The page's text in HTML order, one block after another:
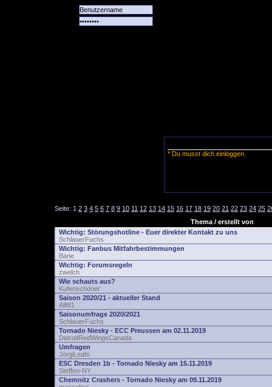
* Du musst dich einloggen.
Seite: 1 2 3 4 5 6 7 8 9 10 11 12 13 14 15 16 17 18 19 20 21 22 23 24 25
Thema / erstellt von
Wichtig: Störungshotline - Euer direkter Kontakt zu uns
SchlauerFuchs
Wichtig: Fanbus Mitfahrbestimmungen
Bane
Wichtig: Forumsregeln
zwelch
Wie schauts aus?
Kufenschoner
Saison 2020/21 - aktueller Stand
Alfi81
Saisonumfrage 2020/2021
SchlauerFuchs
Tornado Niesky - ECC Preussen am 02.11.2019
DetroitRedWingsCanada
Umfragen
JörgiLeafs
ESC Dresden 1b - Tornado Niesky am 15.11.2019
Steffen-NY
Chemnitz Crashers - Tornado Niesky am 09.11.2019